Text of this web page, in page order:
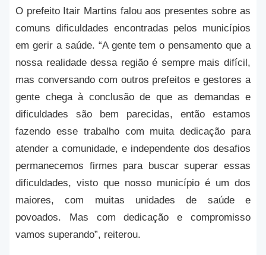
O prefeito Itair Martins falou aos presentes sobre as
comuns dificuldades encontradas pelos municípios
em gerir a saúde. “A gente tem o pensamento que a
nossa realidade dessa região é sempre mais difícil,
mas conversando com outros prefeitos e gestores a
gente chega à conclusão de que as demandas e
dificuldades são bem parecidas, então estamos
fazendo esse trabalho com muita dedicação para
atender a comunidade, e independente dos desafios
permanecemos firmes para buscar superar essas
dificuldades, visto que nosso município é um dos
maiores, com muitas unidades de saúde e
povoados. Mas com dedicação e compromisso
vamos superando”, reiterou.